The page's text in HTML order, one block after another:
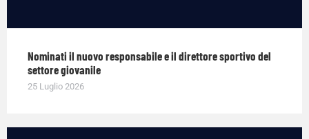
Nominati il nuovo responsabile e il direttore sportivo del
settore giovanile
25 Luglio 2026